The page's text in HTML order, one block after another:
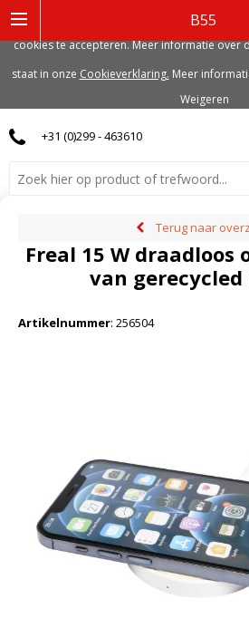
B55
0
+31 (0)299 - 463610
Terug naar
Freal 15 W draadloos
van
Artikelnummer: 256504
gerelateerde cookies. Voor de beste
cookies te accepteren. Meer informatie over
staat in onze Cookieverklaring. Meer
Weigeren